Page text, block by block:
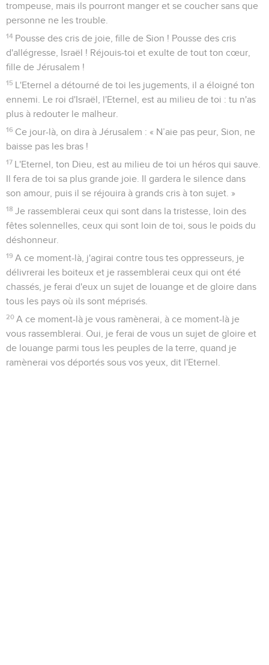
trompeuse, mais ils pourront manger et se coucher sans que
personne ne les trouble.
14 Pousse des cris de joie, fille de Sion ! Pousse des cris
d'allégresse, Israël ! Réjouis-toi et exulte de tout ton cœur,
fille de Jérusalem !
15 L'Eternel a détourné de toi les jugements, il a éloigné ton
ennemi. Le roi d'Israël, l'Eternel, est au milieu de toi : tu n'as
plus à redouter le malheur.
16 Ce jour-là, on dira à Jérusalem : « N’aie pas peur, Sion, ne
baisse pas les bras !
17 L'Eternel, ton Dieu, est au milieu de toi un héros qui sauve.
Il fera de toi sa plus grande joie. Il gardera le silence dans
son amour, puis il se réjouira à grands cris à ton sujet. »
18 Je rassemblerai ceux qui sont dans la tristesse, loin des
fêtes solennelles, ceux qui sont loin de toi, sous le poids du
déshonneur.
19 A ce moment-là, j'agirai contre tous tes oppresseurs, je
délivrerai les boiteux et je rassemblerai ceux qui ont été
chassés, je ferai d'eux un sujet de louange et de gloire dans
tous les pays où ils sont méprisés.
20 A ce moment-là je vous ramènerai, à ce moment-là je
vous rassemblerai. Oui, je ferai de vous un sujet de gloire et
de louange parmi tous les peuples de la terre, quand je
ramènerai vos déportés sous vos yeux, dit l'Eternel.